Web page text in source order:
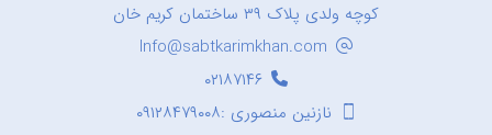
کوچه ولدی پلاک ۳۹ ساختمان کریم خان
Info@sabtkarimkhan.com
۰۲۱۸۷۱۴۶
نازنین منصوری :۰۹۱۲۸۴۷۹۰۰۸